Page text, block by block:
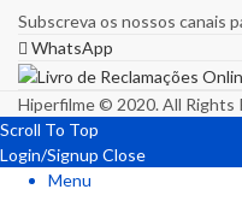
Subscreva os nossos canais
WhatsApp
Hiperfilme © 2020. All Rights
Scroll To Top
Login/Signup Close
Menu